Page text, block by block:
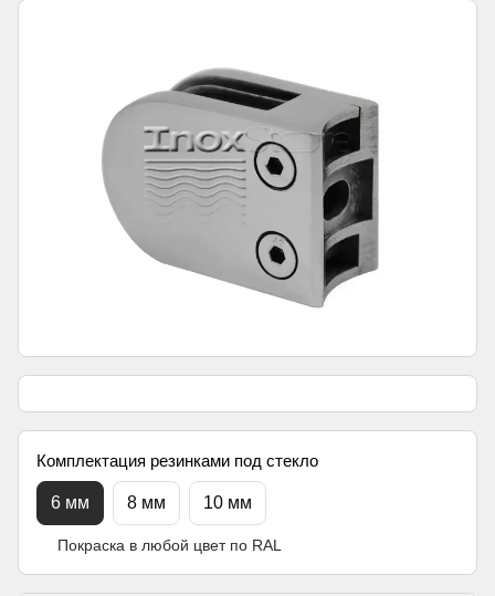
Комплектация резинками под стекло
6 мм 8 мм 10 мм
Покраска в любой цвет по RAL